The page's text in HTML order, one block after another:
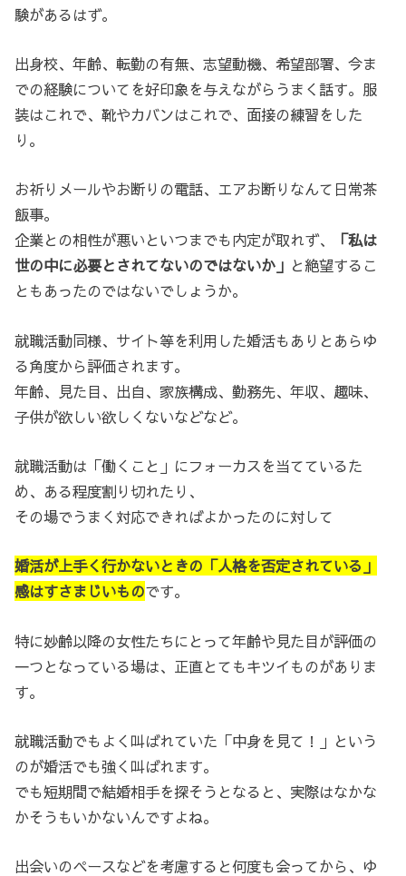
験があるはず。
出身校、年齢、転勤の有無、志望動機、希望部署、今ま
での経験についてを好印象を与えながらうまく話す。服
装はこれで、靴やカバンはこれで、面接の練習をした
り。
お祈りメールやお断りの電話、エアお断りなんて日常茶
飯事。
企業との相性が悪いといつまでも内定が取れず、
「私は
世の中に必要とされてないのではないか」 と絶望するこ
ともあったのではないでしょうか。
就職活動同様、サイト等を利用した婚活もありとあらゆ
る角度から評価されます。
年齢、見た目、出自、家族構成、勤務先、年収、趣味、
子供が欲しい欲しくないなどなど。
就職活動は「働くこと」にフォーカスを当てているた
め、ある程度割り切れたり、
その場でうまく対応できればよかったのに対して
婚活が上手く行かないときの「人格を否定されている」
感はすさまじいものです。
特に妙齢以降の女性たちにとって年齢や見た目が評価の
一つとなっている場は、正直とてもキツイものがありま
す。
就職活動でもよく叫ばれていた「中身を見て！」という
のが婚活でも強く叫ばれます。
でも短期間で結婚相手を探そうとなると、実際はなかな
かそうもいかないんですよね。
出会いのペースなどを考慮すると何度も会ってから、ゆ